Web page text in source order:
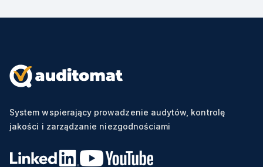
System wspierający prowadzenie audytów, kontrolę
jakości i zarządzanie niezgodnościami